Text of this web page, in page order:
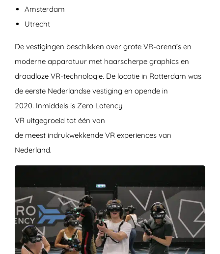
Amsterdam
Utrecht
De vestigingen beschikken over grote VR-arena’s en
moderne apparatuur met haarscherpe graphics en
draadloze VR-technologie. De locatie in Rotterdam was
de eerste Nederlandse vestiging en opende in
2020. Inmiddels is Zero Latency
VR uitgegroeid tot één van
de meest indrukwekkende VR experiences van
Nederland.